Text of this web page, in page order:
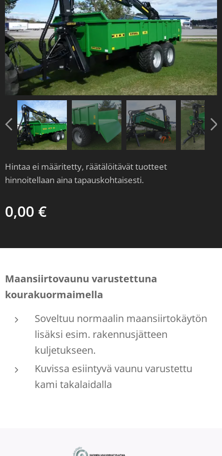
Hintaa ei määritetty, räätälöitävät tuotteet
hinnoitellaan aina tapauskohtaisesti.
0,00 €
Maansiirtovaunu varustettuna
kourakuormaimella
Soveltuu normaalin maansiirtokäytön
lisäksi esim. rakennusjätteen
kuljetukseen.
Kuvissa esiintyvä vaunu varustettu
kami takalaidalla